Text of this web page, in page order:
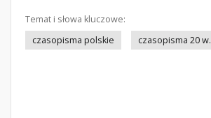
Temat i słowa kluczowe:
czasopisma polskie
czasopisma 20 w.